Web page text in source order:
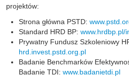
projektów:
Strona główna PSTD:
Standard HRD BP: www.hrdbp.pl/
Prywatny Fundusz Szkoleniowy
hrd.invest.pstd.org.pl
Badanie Benchmarków
Badanie TDI: www.badanietdi.pl